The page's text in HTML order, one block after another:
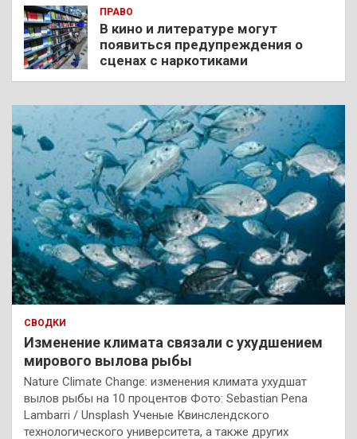
ПРАВО
В кино и литературе могут
появиться предупреждения о
сценах с наркотиками
СВОДКИ
Изменение климата связали с ухудшением
мирового вылова рыбы
Nature Climate Change: изменения климата ухудшат
вылов рыбы на 10 процентов Фото: Sebastian Pena
Lambarri / Unsplash Ученые Квинслендского
технологического университета, а также других